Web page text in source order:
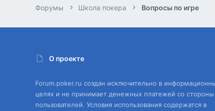
Форумы Школа покера Вопросы по игре
О проекте
Forum.poker.ru создан исключительно в
целях и не принимает денежных платежей со стороны
пользователей. Условия использования содержатся в